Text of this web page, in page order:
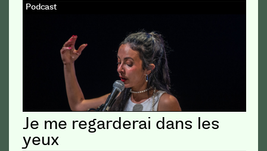
Podcast
Je me regarderai dans les
yeux